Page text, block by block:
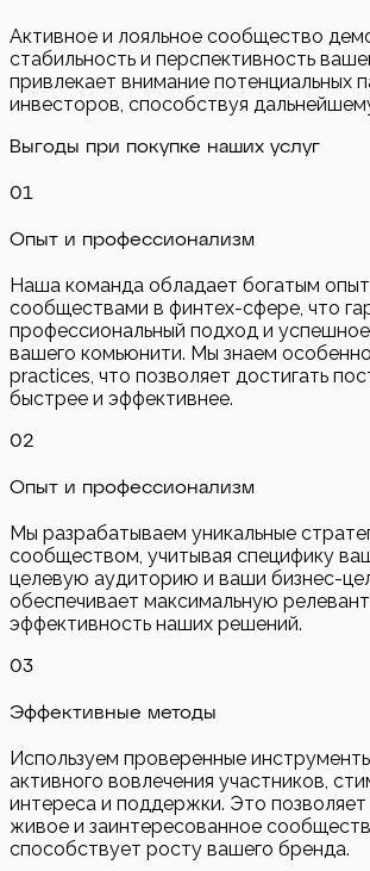
Активное и лояльное сообщество
стабильность и перспективность
привлекает внимание потенциальных
инвесторов, способствуя
Выгоды при покупке наших услуг
01
Опыт и профессионализм
Наша команда обладает богатым
сообществами в финтех-сфере, что
профессиональный подход и
вашего комьюнити. Мы знаем
practices, что позволяет достигать
быстрее и эффективнее.
02
Опыт и профессионализм
Мы разрабатываем уникальные
сообществом, учитывая специфику
целевую аудиторию и ваши бизнес-
обеспечивает максимальную
эффективность наших решений.
03
Эффективные методы
Используем проверенные
активного вовлечения участников,
интереса и поддержки. Это позволяет
живое и заинтересованное
способствует росту вашего бренда.